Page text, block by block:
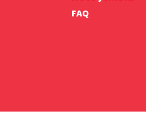
FAQ